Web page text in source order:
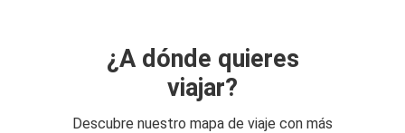
¿A dónde quieres
viajar?
Descubre nuestro mapa de viaje con más